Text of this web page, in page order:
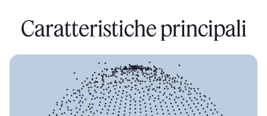
Caratteristiche principali